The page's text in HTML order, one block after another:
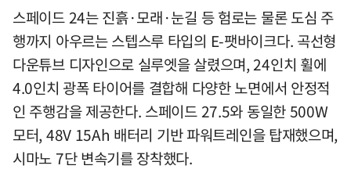
스페이드 24는 진흙·모래·눈길 등 험로는 물론 도심 주
행까지 아우르는 스텝스루 타입의 E-팻바이크다. 곡선형
다운튜브 디자인으로 실루엣을 살렸으며, 24인치 휠에
4.0인치 광폭 타이어를 결합해 다양한 노면에서 안정적
인 주행감을 제공한다. 스페이드 27.5와 동일한 500W
모터, 48V 15Ah 배터리 기반 파워트레인을 탑재했으며,
시마노 7단 변속기를 장착했다.